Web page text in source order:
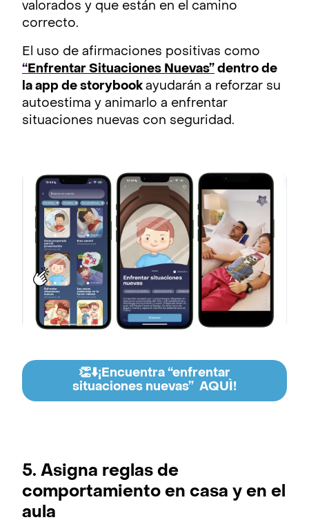
valorados y que están en el camino
correcto.
El uso de afirmaciones positivas como
“ Enfrentar Situaciones Nuevas” dentro de
la app de storybook ayudarán a reforzar su
autoestima y animarlo a enfrentar
situaciones nuevas con seguridad.
👏⬇️¡Encuentra “enfrentar
situaciones nuevas” AQUÌ!
5. Asigna reglas de
comportamiento en casa y en el
aula